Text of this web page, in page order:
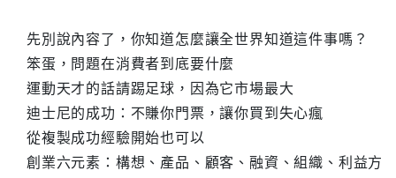
先別說內容了，你知道怎麼讓全世界知道這件事嗎？
笨蛋，問題在消費者到底要什麼
運動天才的話請踢足球，因為它市場最大
迪士尼的成功：不賺你門票，讓你買到失心瘋
從複製成功經驗開始也可以
創業六元素：構想、產品、顧客、融資、組織、利益方